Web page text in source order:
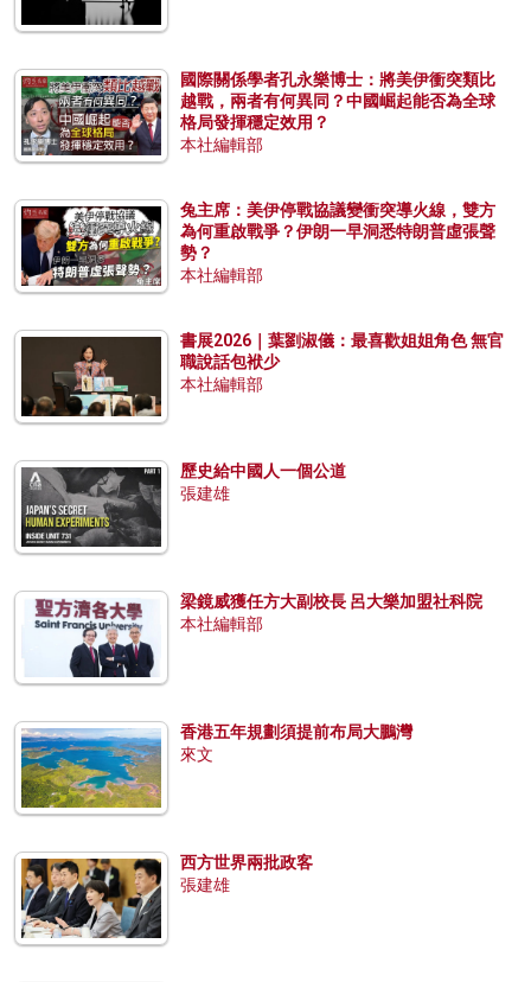
國際關係學者孔永樂博士：將美伊衝突類比
越戰，兩者有何異同？中國崛起能否為全球
格局發揮穩定效用？
本社編輯部
兔主席：美伊停戰協議變衝突導火線，雙方
為何重啟戰爭？伊朗一早洞悉特朗普虛張聲
勢？
本社編輯部
書展2026｜葉劉淑儀：最喜歡姐姐角色 無官
職說話包袱少
本社編輯部
歷史給中國人一個公道
張建雄
梁鏡威獲任方大副校長 呂大樂加盟社科院
本社編輯部
香港五年規劃須提前布局大鵬灣
來文
西方世界兩批政客
張建雄